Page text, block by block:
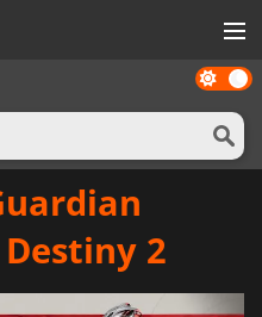
Dark
mode
2